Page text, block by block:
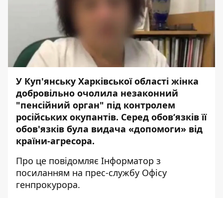
​У Куп'янську Харківської області жінка
добровільно очолила незаконний
"пенсійний орган" під контролем
російських окупантів. Серед обов‘язків її
обов'язків була видача «допомоги» від
країни-агресора.
Про це повідомляє Інформатор з
посиланням на прес-службу Офісу
генпрокурора.